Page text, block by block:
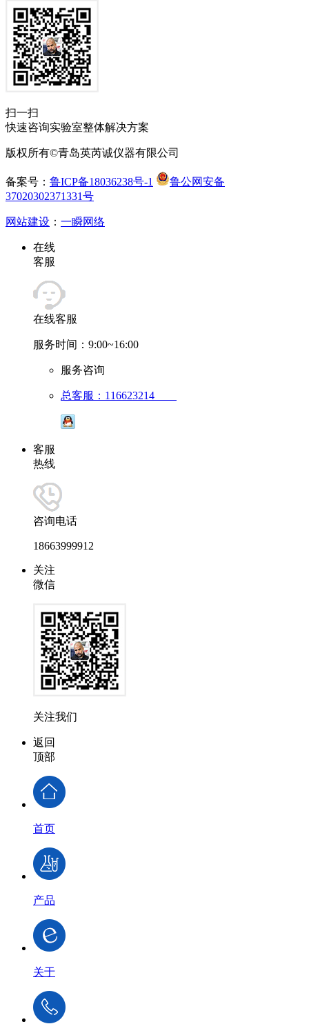
扫一扫
快速咨询实验室整体解决方案
版权所有©青岛英芮诚仪器有限公司
备案号： 鲁ICP备18036238号-1
鲁公网安备
37020302371331号
网站建设 ： 一瞬网络
在线
客服
在线客服
服务时间：9:00~16:00
服务咨询
总客服：116623214
客服
热线
咨询电话
18663999912
关注
微信
关注我们
返回
顶部
首页
产品
关于